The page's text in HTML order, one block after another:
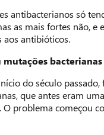
antibacterianos só
as mais fortes não, e
aos antibióticos.
bacterianas
do século
que antes eram
problema começou